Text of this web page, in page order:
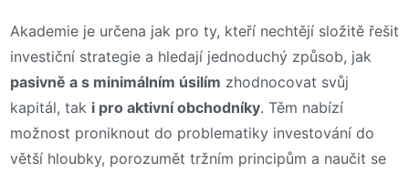
Akademie je určena jak pro ty, kteří nechtějí složitě řešit
investiční strategie a hledají jednoduchý způsob, jak
pasivně a s minimálním úsilím zhodnocovat svůj
kapitál, tak i pro aktivní obchodníky. Těm nabízí
možnost proniknout do problematiky investování do
větší hloubky, porozumět tržním principům a naučit se